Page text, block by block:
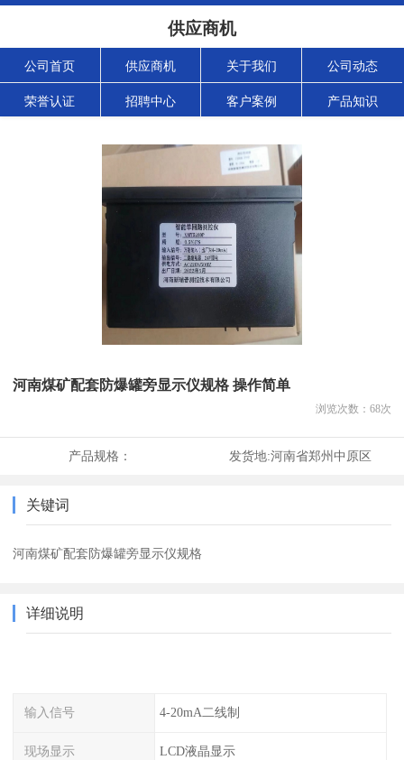
供应商机
公司首页 供应商机 关于我们 公司动态
荣誉认证 招聘中心 客户案例 产品知识
河南煤矿配套防爆罐旁显示仪规格 操作简单
浏览次数： 68次
产品规格： 发货地:河南省郑州中原区
关键词
河南煤矿配套防爆罐旁显示仪规格
详细说明
输入信号 4-20mA二线制
现场显示 LCD液晶显示